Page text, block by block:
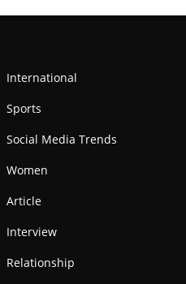
International
Sports
Social Media Trends
Women
Article
Interview
Relationship